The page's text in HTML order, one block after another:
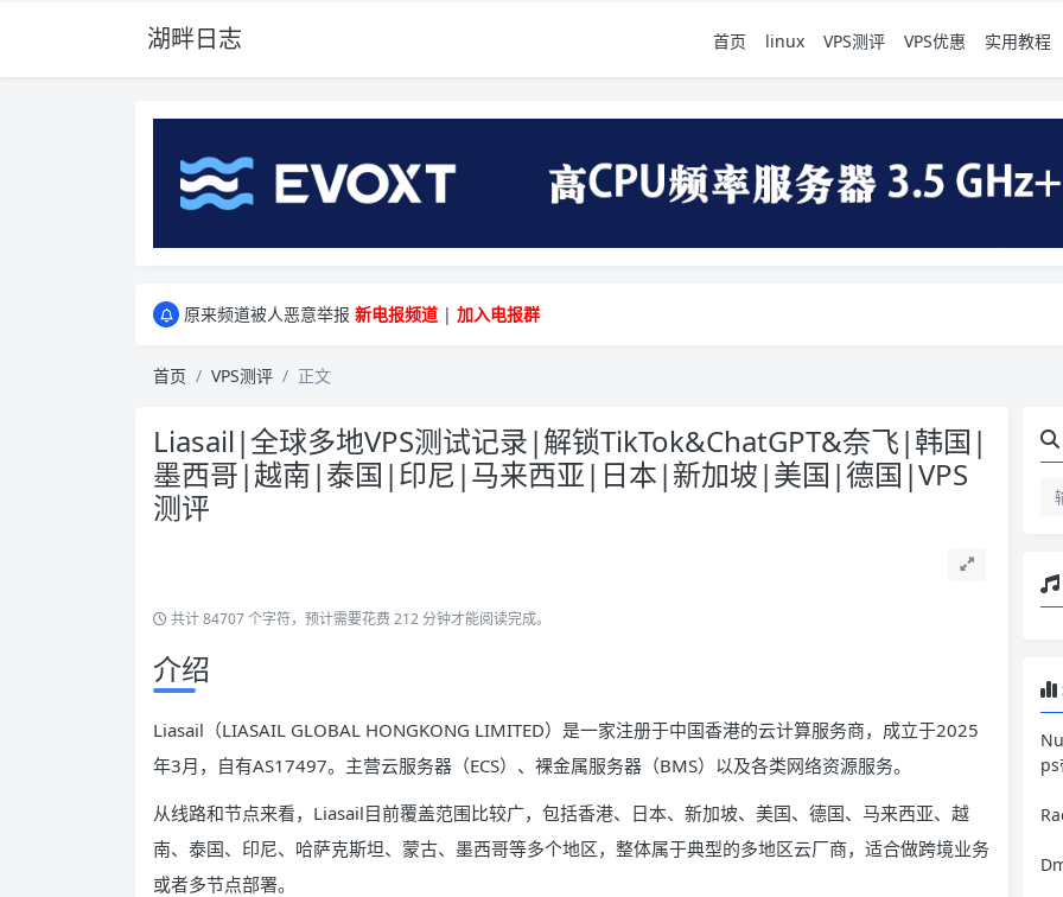
湖畔日志 首页 linux VPS测评 VPS优惠 实用教程
原来频道被人恶意举报 新电报频道 | 加入电报群
首页 VPS测评 正文
Liasail|全球多地VPS测试记录|解锁TikTok&ChatGPT&奈飞|韩国|
墨西哥|越南|泰国|印尼|马来西亚|日本|新加坡|美国|德国|VPS
测评
共计 84707 个字符，预计需要花费 212 分钟才能阅读完成。
介绍
Liasail（LIASAIL GLOBAL HONGKONG LIMITED）是一家注册于中国香港的云计算服务商，成立于2025
年3月，自有AS17497。主营云服务器（ECS）、裸金属服务器（BMS）以及各类网络资源服务。
从线路和节点来看，Liasail目前覆盖范围比较广，包括香港、日本、新加坡、美国、德国、马来西亚、越
南、泰国、印尼、哈萨克斯坦、蒙古、墨西哥等多个地区，整体属于典型的多地区云厂商，适合做跨境业务
或者多节点部署。